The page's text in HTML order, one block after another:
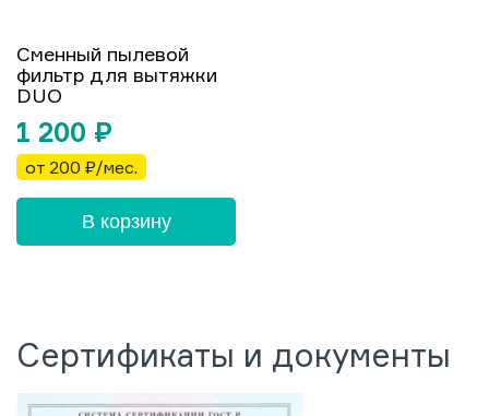
Сменный пылевой
фильтр для вытяжки
DUO
1 200 ₽
от 200 ₽/мес.
В корзину
Сертификаты и документы